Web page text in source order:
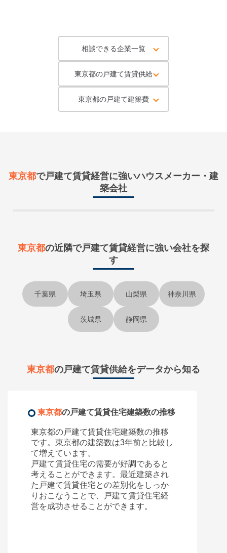
相談できる企業一覧
東京都の戸建て賃貸供給
東京都の戸建て建築費
東京都で戸建て賃貸経営に強いハウスメーカー・建
築会社
東京都の近隣で戸建て賃貸経営に強い会社を探
す
千葉県 埼玉県 山梨県 神奈川県
茨城県 静岡県
東京都の戸建て賃貸供給をデータから知る
東京都の戸建て賃貸住宅建築数の推移
東京都の戸建て賃貸住宅建築数の推移
です。 東京都の建築数は3年前と比較し
て増えています。
戸建て賃貸住宅の需要が好調であると
考えることができます。最近建築され
た戸建て賃貸住宅との差別化をしっか
りおこなうことで、戸建て賃貸住宅経
営を成功させることができます。